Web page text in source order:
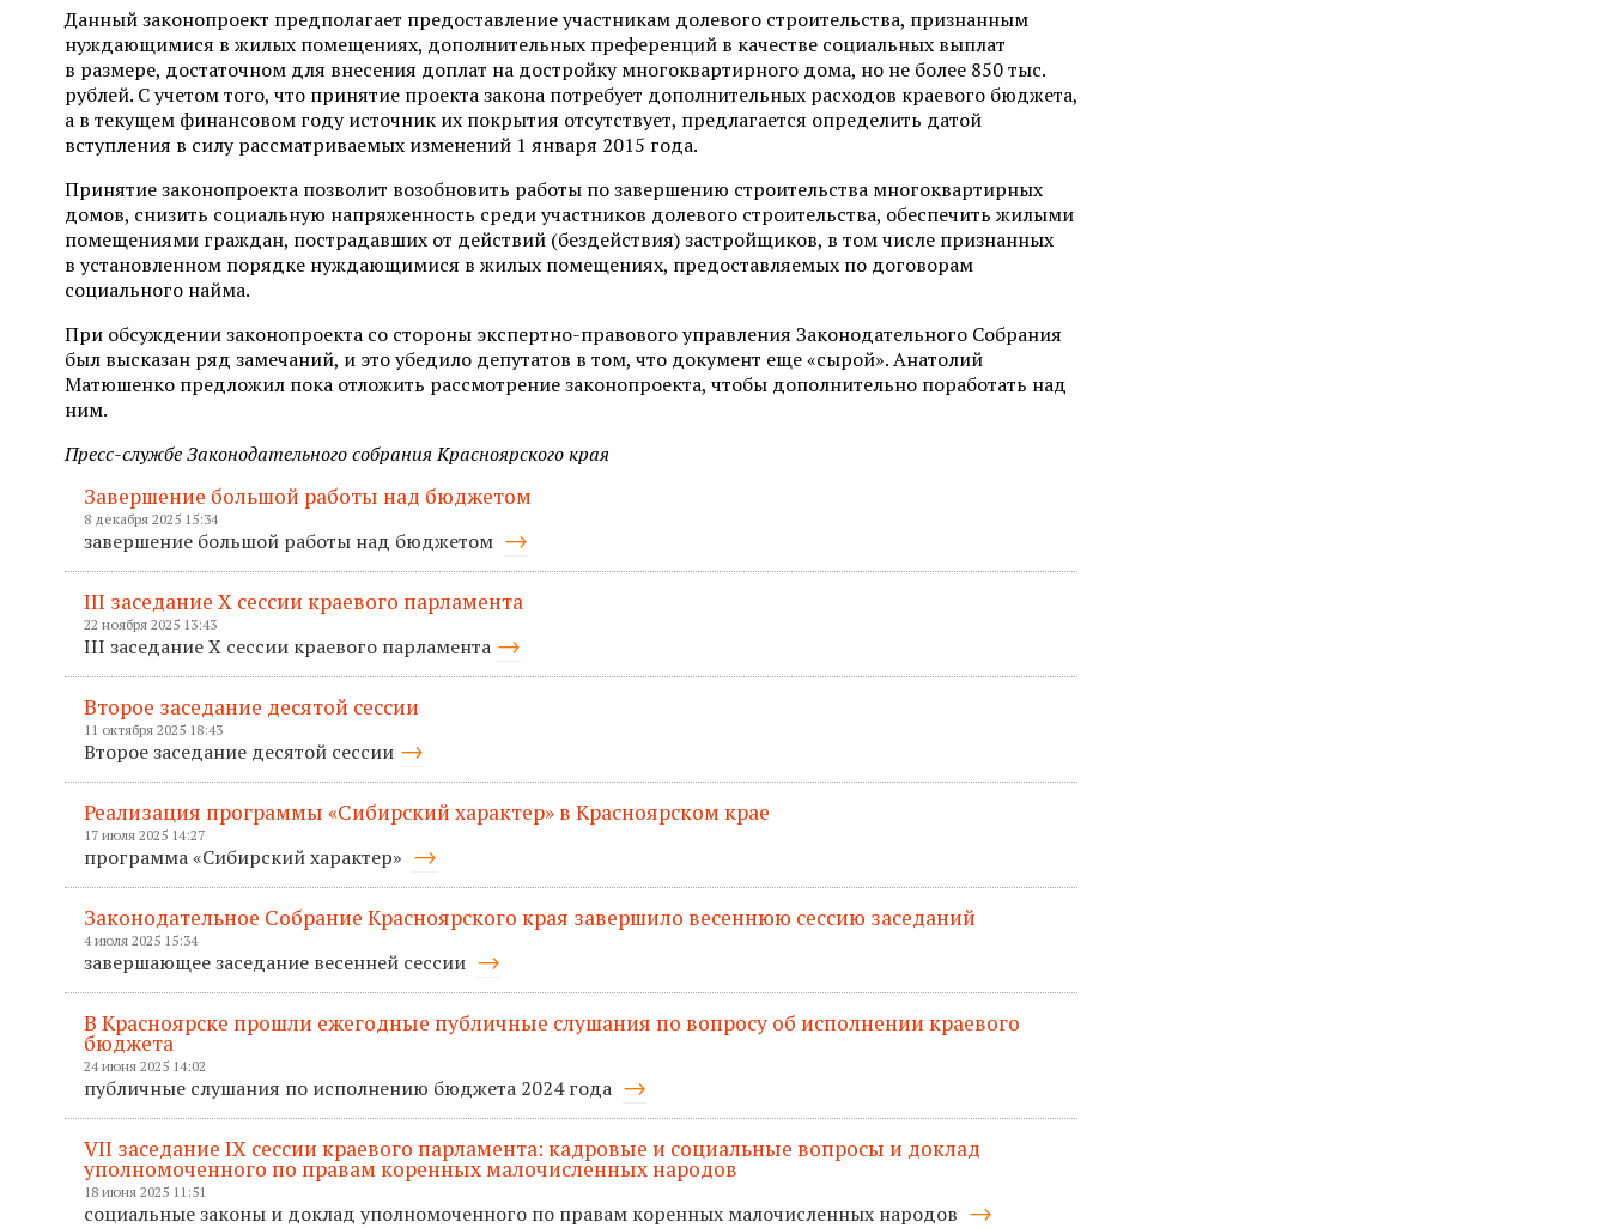
Данный законопроект предполагает предоставление участникам долевого строительства, признанным
нуждающимися в жилых помещениях, дополнительных преференций в качестве социальных выплат
в размере, достаточном для внесения доплат на достройку многоквартирного дома, но не более 850 тыс.
рублей. С учетом того, что принятие проекта закона потребует дополнительных расходов краевого бюджета,
а в текущем финансовом году источник их покрытия отсутствует, предлагается определить датой
вступления в силу рассматриваемых изменений 1 января 2015 года.
Принятие законопроекта позволит возобновить работы по завершению строительства многоквартирных
домов, снизить социальную напряженность среди участников долевого строительства, обеспечить жилыми
помещениями граждан, пострадавших от действий (бездействия) застройщиков, в том числе признанных
в установленном порядке нуждающимися в жилых помещениях, предоставляемых по договорам
социального найма.
При обсуждении законопроекта со стороны экспертно-правового управления Законодательного Собрания
был высказан ряд замечаний, и это убедило депутатов в том, что документ еще «сырой». Анатолий
Матюшенко предложил пока отложить рассмотрение законопроекта, чтобы дополнительно поработать над
ним.
Пресс-службе Законодательного собрания Красноярского края
Завершение большой работы над бюджетом
8 декабря 2025 15:34
завершение большой работы над бюджетом
III заседание X сессии краевого парламента
22 ноября 2025 13:43
III заседание X сессии краевого парламента
Второе заседание десятой сессии
11 октября 2025 18:43
Второе заседание десятой сессии
Реализация программы «Сибирский характер» в Красноярском крае
17 июля 2025 14:27
программа «Сибирский характер»
Законодательное Собрание Красноярского края завершило весеннюю сессию заседаний
4 июля 2025 15:34
завершающее заседание весенней сессии
В Красноярске прошли ежегодные публичные слушания по вопросу об исполнении краевого
бюджета
24 июня 2025 14:02
публичные слушания по исполнению бюджета 2024 года
VII заседание IХ сессии краевого парламента: кадровые и социальные вопросы и доклад
уполномоченного по правам коренных малочисленных народов
18 июня 2025 11:51
социальные законы и доклад уполномоченного по правам коренных малочисленных народов